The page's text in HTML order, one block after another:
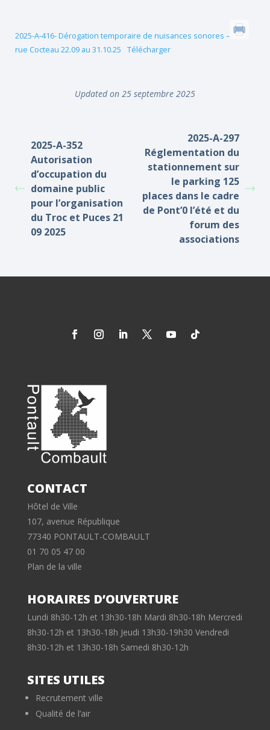
2025-A-416- Dérogation temporaire de nuisances sonores –
rue Cocteau 22.09 au 31.10.25
Télécharger
Updated on 25 septembre 2025
2025-A-352
Autorisation
d’occupation du
domaine public
pour l’organisation
du Troc et Puces 21
09 2025
2025-A-297
Réglementation du
stationnement sur
le parking 125
places dans le cadre
de Pont’0 l’été et du
forum des
associations
CONTACT
Hôtel de Ville
107, avenue République
77340 PONTAULT-COMBAULT
01 70 05 47 00
Plan de la ville
HORAIRES D’OUVERTURE
Lundi 8h30-12h et 13h30-18h Mardi 8h30-18h Mercredi
8h30-12h et 13h30-18h Jeudi 13h30-19h30 Vendredi
8h30-12h et 13h30-18h Samedi 8h30-12h
SITES UTILES
Recrutement ville
Qualité de l’air